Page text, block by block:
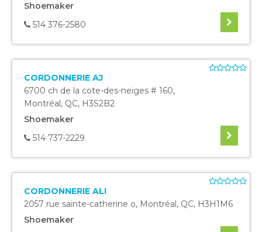
Shoemaker
514 376-2580
CORDONNERIE AJ
6700 ch de la cote-des-neiges # 160,
Montréal, QC, H3S2B2
Shoemaker
514 737-2229
CORDONNERIE ALI
2057 rue sainte-catherine o, Montréal, QC, H3H1M6
Shoemaker